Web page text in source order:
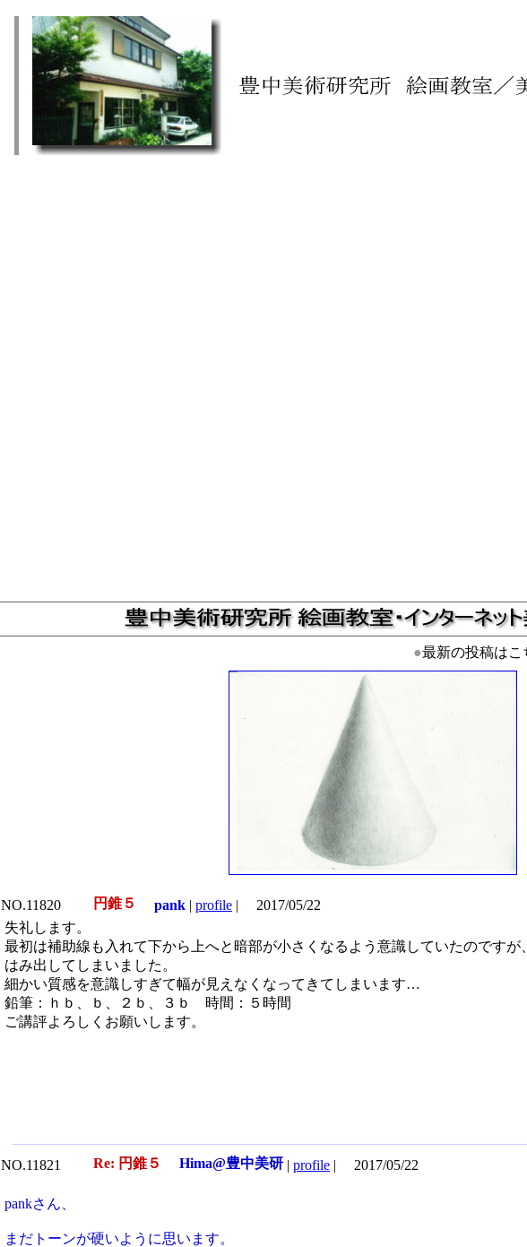
●最新の投稿は
NO.11820 円錐５ pank | profile |
2017/05/22
失礼します。
最初は補助線も入れて下から上へと暗部が小さくなるよう意識していたのですが
はみ出してしまいました。
細かい質感を意識しすぎて幅が見えなくなってきてしまいます…
鉛筆：ｈｂ、ｂ、２ｂ、３ｂ 時間：５時間
ご講評よろしくお願いします。
NO.11821 Re: 円錐５ Hima@豊中美研 | profile | 2017/05/22
pankさん、
まだトーンが硬いように思います。